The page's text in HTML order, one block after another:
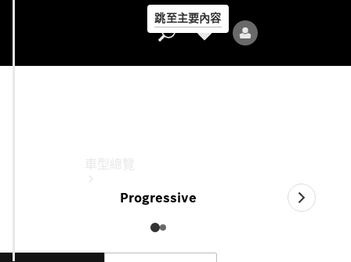
跳至主要內容
Progressive